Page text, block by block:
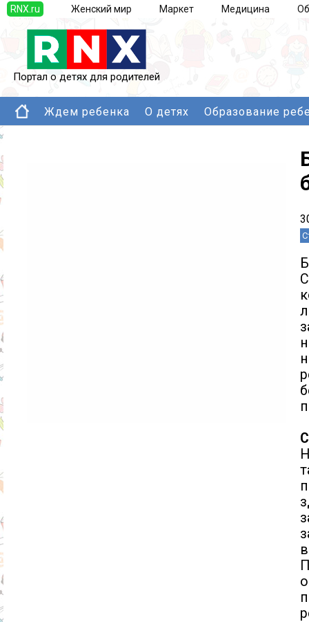
RNX.ru Женский мир Маркет Медицина
Портал о детях для родителей
Ждем ребенка О детях Образование